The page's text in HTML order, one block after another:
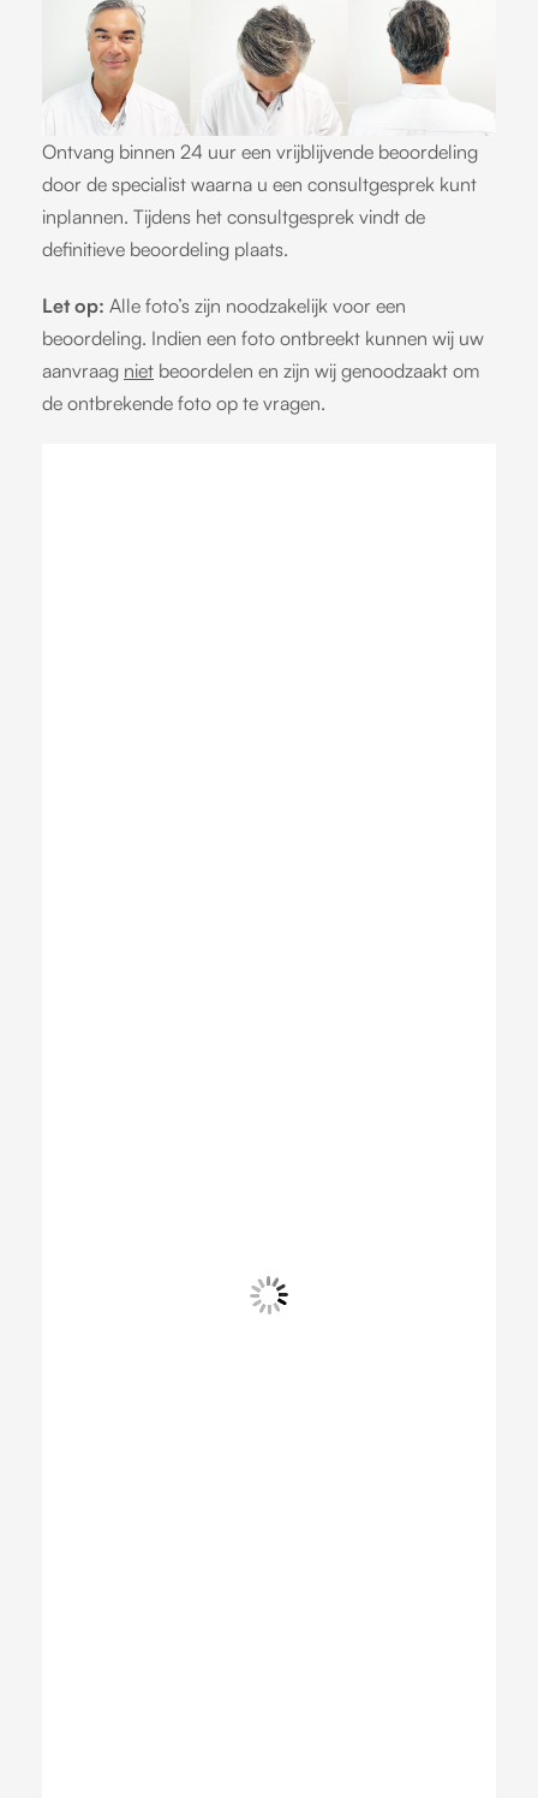
Ontvang binnen 24 uur een vrijblijvende beoordeling
door de specialist waarna u een consultgesprek kunt
inplannen. Tijdens het consultgesprek vindt de
definitieve beoordeling plaats.
Let op: Alle foto’s zijn noodzakelijk voor een
beoordeling. Indien een foto ontbreekt kunnen wij uw
aanvraag niet beoordelen en zijn wij genoodzaakt om
de ontbrekende foto op te vragen.